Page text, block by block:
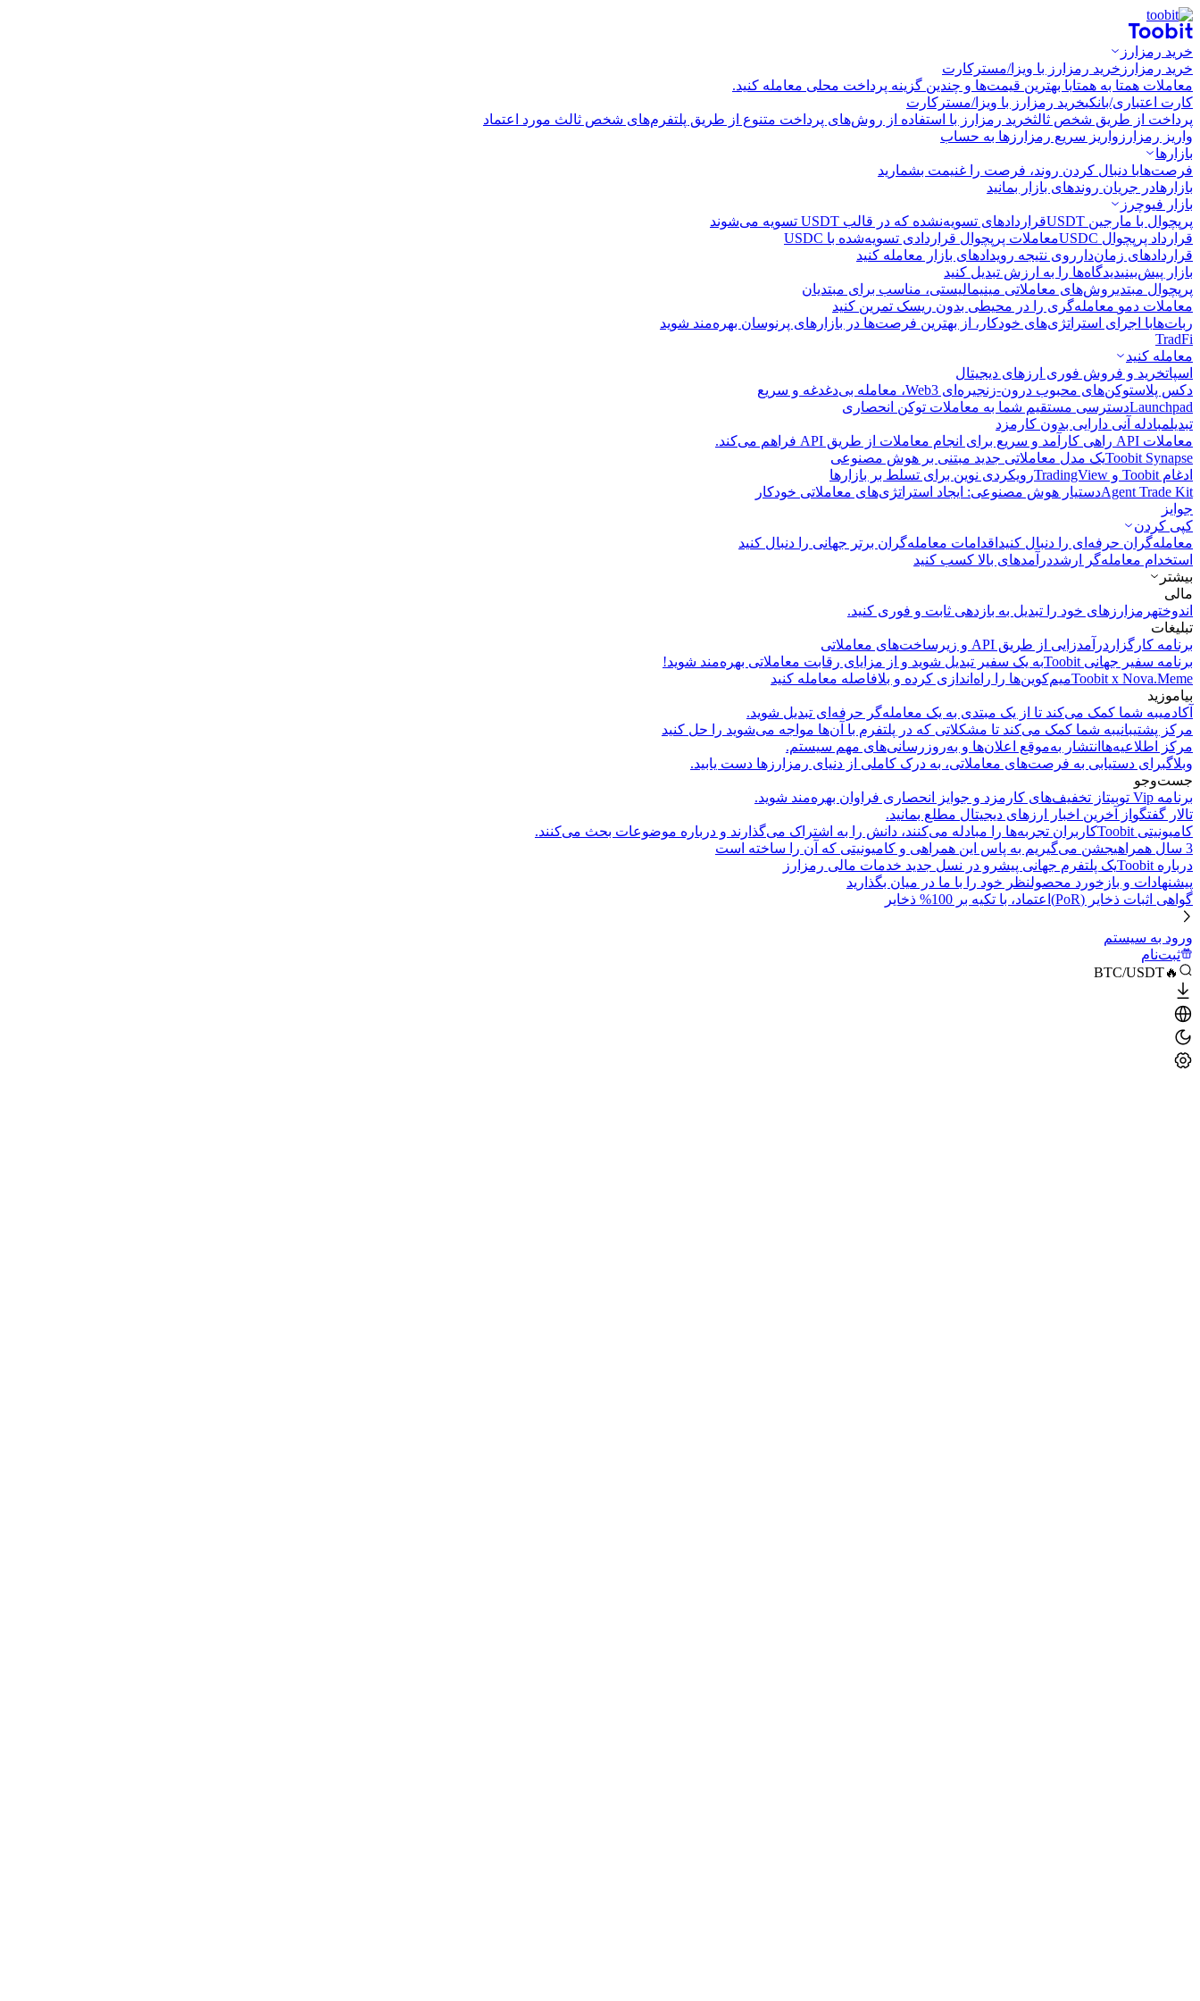
خرید رمزارز
خرید رمزارز خرید رمزارز با ویزا/مسترکارت
معاملات همتا به همتابا بهترین قیمت‌ها و چندین گزینه پرداخت محلی معامله کنید.
کارت اعتباری/بانکیخرید رمزارز با ویزا/مسترکارت
پرداخت از طریق شخص ثالثخرید رمزارز با استفاده از روش‌های پرداخت متنوع از طریق پلتفرم‌های شخص ثالث مورد اعتماد
واریز رمزارز واریز سریع رمزارزها به حساب
بازارها
فرصت‌هابا دنبال کردن روند، فرصت را غنیمت بشمارید
بازارهادر جریان روندهای بازار بمانید
بازار فیوچرز
پرپچوال با مارجین USDT
قراردادهای تسویه‌نشده که در قالب USDT تسویه می‌شوند
قرارداد پرپچوال USDC
معاملات پرپچوال قراردادی تسویه‌شده با USDC
قراردادهای زمان‌دار روی نتیجه رویدادهای بازار معامله کنید
بازار پیش‌بینیدیدگاه‌ها را به ارزش تبدیل کنید
پرپچوال مبتدیروش‌های معاملاتی مینیمالیستی، مناسب برای مبتدیان
معاملات دمو معامله‌گری را در محیطی بدون ریسک تمرین کنید
ربات‌هابا اجرای استراتژی‌های خودکار، از بهترین فرصت‌ها در بازارهای پرنوسان بهره‌مند شوید
TradFi
معامله کنید
اسپاتخرید و فروش فوری ارزهای دیجیتال
دکس پلاستوکن‌های محبوب درون-زنجیره‌ای Web3، معامله بی‌دغدغه و سریع
Launchpadدسترسی مستقیم شما به معاملات توکن انحصاری
تبدیلمبادله آنی دارایی بدون کارمزد
معاملات API
راهی کارآمد و سریع برای انجام معاملات از طریق API فراهم می‌کند.
Toobit Synapseیک مدل معاملاتی جدید مبتنی بر هوش مصنوعی
ادغام Toobit و TradingView
رویکردی نوین برای تسلط بر بازارها
Agent Trade Kitدستیار هوش مصنوعی: ایجاد استراتژی‌های معاملاتی خودکار
جوایز
کپی‌ کردن
معامله‌گران حرفه‌ای را دنبال کنید اقدامات معامله‌گران برتر جهانی را دنبال کنید
استخدام معامله‌گر ارشددرآمد‌های بالا کسب کنید
بیشتر
مالی
اندوختهرمزارزهای خود را تبدیل به بازدهی ثابت و فوری کنید.
تبلیغات
برنامه کارگزار درآمدزایی از طریق API و زیرساخت‌های معاملاتی
برنامه سفیر جهانی Toobit
به یک سفیر تبدیل شوید و از مزایای رقابت معاملاتی بهره‌مند شوید!
Toobit x Nova.Memeمیم‌کوین‌ها را راه‌اندازی کرده و بلافاصله معامله کنید
بیاموزید
آکادمیبه شما کمک می‌کند تا از یک مبتدی به یک معامله‌گر حرفه‌ای تبدیل شوید.
مرکز پشتیبانیبه شما کمک می‌کند تا مشکلاتی که در پلتفرم با آن‌ها مواجه می‌شوید را حل کنید
مرکز اطلاعیه‌ها انتشار به‌موقع اعلان‌ها و به‌روزرسانی‌های مهم سیستم.
وبلاگبرای دستیابی به فرصت‌های معاملاتی، به درک کاملی از دنیای رمزارزها دست یابید.
جست‌وجو
برنامه Vip توبیت
از تخفیف‌های کارمزد و جوایز انحصاری فراوان بهره‌مند شوید.
تالار گفتگو از آخرین اخبار ارزهای دیجیتال مطلع بمانید.
کامیونیتی Toobit
کاربران تجربه‌ها را مبادله می‌کنند، دانش را به اشتراک می‌گذارند و درباره موضوعات بحث می‌کنند.
3 سال همراهی
جشن می‌گیریم به پاس این همراهی و کامیونیتی که آن را ساخته است
درباره Toobit
یک پلتفرم جهانی پیشرو در نسل جدید خدمات مالی رمزارز
پیشنهادات و بازخورد محصولنظر خود را با ما در میان بگذارید
گواهی اثبات ذخایر (PoR)
اعتماد، با تکیه بر 100% ذخایر
ورود به سیستم
ثبت‌نام
🔥BTC/USDT